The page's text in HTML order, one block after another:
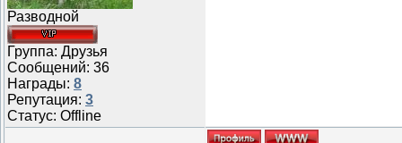
Разводной
Группа: Друзья
Сообщений: 36
Награды: 8
Репутация: 3
Статус: Offline